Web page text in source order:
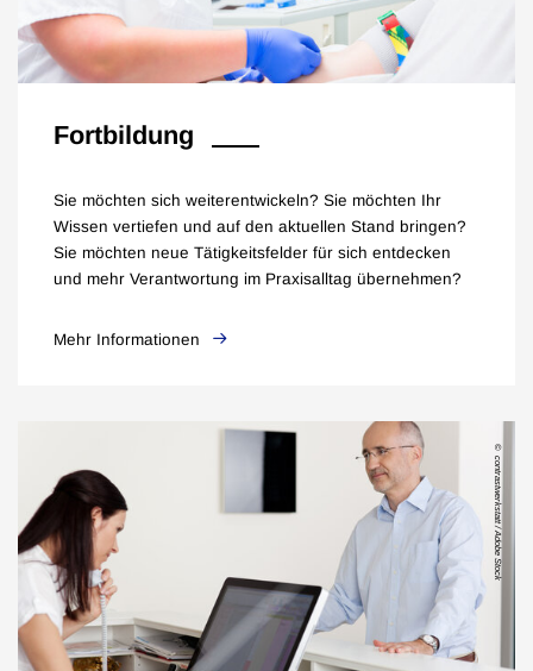
Fortbildung
Sie möchten sich weiterentwickeln? Sie möchten Ihr
Wissen vertiefen und auf den aktuellen Stand bringen?
Sie möchten neue Tätigkeitsfelder für sich entdecken
und mehr Verantwortung im Praxisalltag übernehmen?
Mehr Informationen
contrastwerkstatt / Adobe Stock